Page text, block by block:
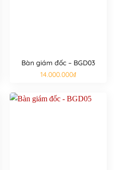
Bàn giám đốc – BGD03
14.000.000₫